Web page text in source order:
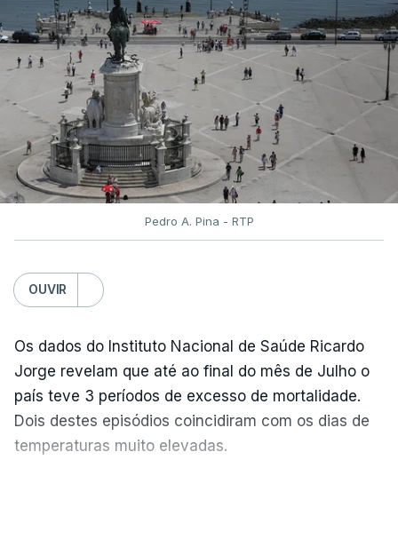
A primeira fase de acesso ao ensino superior
terminou na quinta-feira. Mas o Governo decidiu
dar mais três dias aos cerca de 20 mil alunos que
pediram a revisão das provas.
Pedro A. Pina - RTP
OUVIR
Os dados do Instituto Nacional de Saúde Ricardo
Jorge revelam que até ao final do mês de Julho o
país teve 3 períodos de excesso de mortalidade.
Dois destes episódios coincidiram com os dias de
temperaturas muito elevadas.